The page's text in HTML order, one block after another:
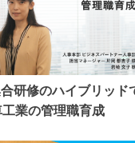
研修のハイブリッド
業の管理職育成